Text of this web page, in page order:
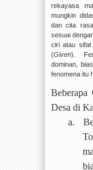
rekayasa
mungkin
dan cita
sesuai
ciri atau sifat
(Given).
dominan,
fenomena itu
Beberapa
Desa di
a.